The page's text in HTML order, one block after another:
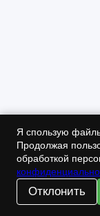
Я спользую
Продолжая
обработкой
Отклонить